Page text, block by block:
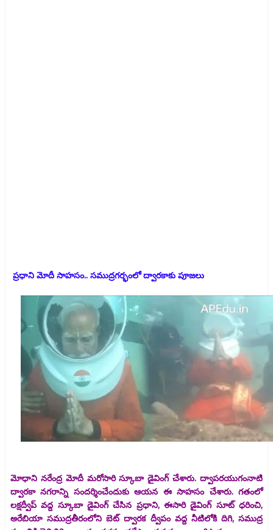
ప్రధాని మోదీ సాహసం.. సముద్రగర్భంలో ద్వారకాకు పూజలు
మోధాని నరేంద్ర మోదీ మరోసారి స్కూబా డైవింగ్ చేశారు. ద్వాపరయుగంనాటి
ద్వారకా నగరాన్ని సందర్శించేందుకు ఆయన ఈ సాహసం చేశారు. గతంలో
లక్షద్వీప్ వద్ద స్కూబా డైవింగ్ చేసిన ప్రధాని, ఈసారి డైవింగ్ సూట్ ధరించి,
అరేబియా సముద్రతీరంలోని బెట్ ద్వారక ద్వీపం వద్ద నీటిలోకి దిగి, సముద్ర